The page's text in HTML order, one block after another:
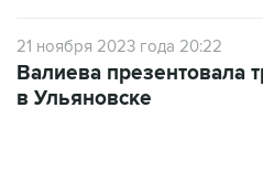
21 ноября 2023 года 20:22
Валиева презентовала
в Ульяновске